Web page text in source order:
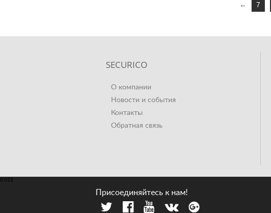
← 7
SECURICO
О компании
Новости и события
Контакты
Обратная связь
0.021
Присоединяйтесь к нам!